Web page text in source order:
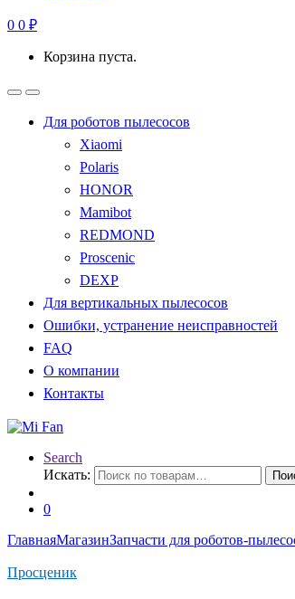
0 0 ₽
Корзина пуста.
Для роботов пылесосов
Xiaomi
Polaris
HONOR
Mamibot
REDMOND
Proscenic
DEXP
Для вертикальных пылесосов
Ошибки, устранение неисправностей
FAQ
О компании
Контакты
Search
Искать:
0
ГлавнаяМагазинЗапчасти для роботов-
Просценик